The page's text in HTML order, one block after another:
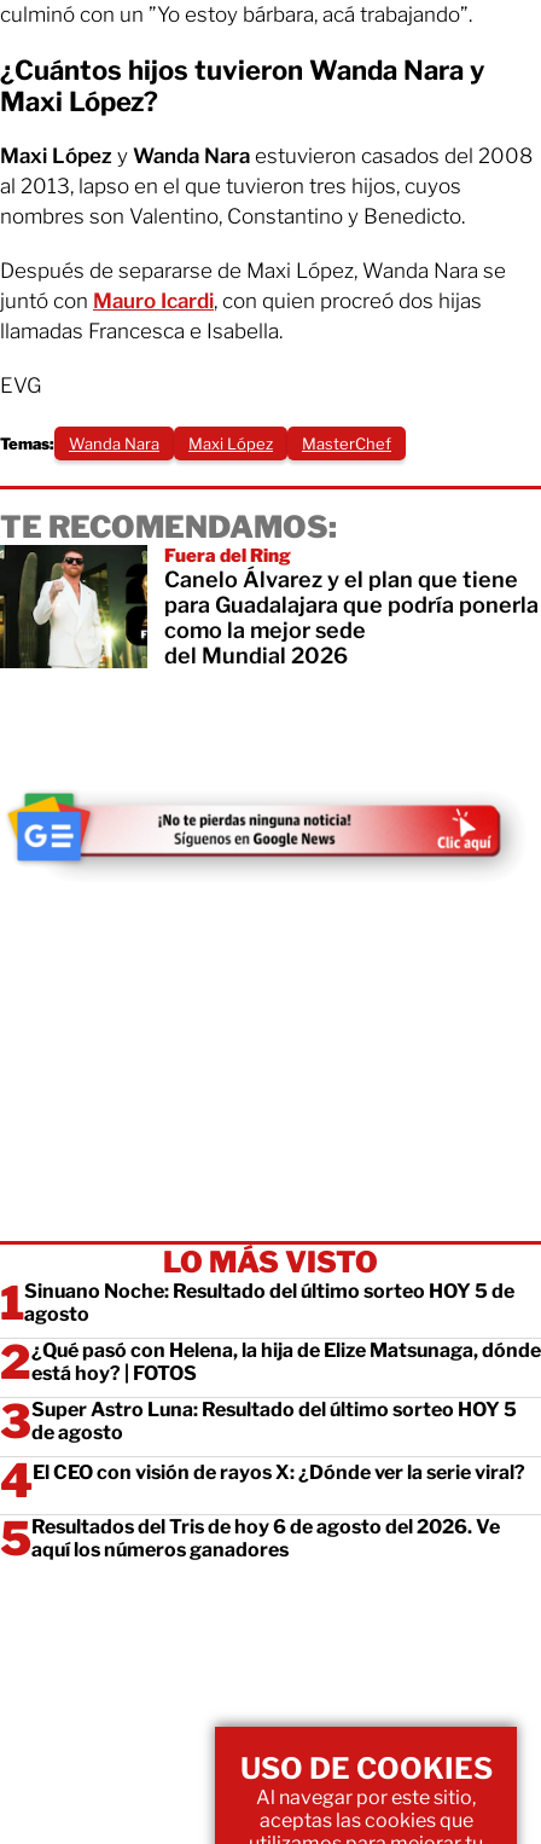
culminó con un ”Yo estoy bárbara, acá trabajando”.
¿Cuántos hijos tuvieron Wanda Nara y
Maxi López?
Maxi López y Wanda Nara estuvieron casados del 2008
al 2013, lapso en el que tuvieron tres hijos, cuyos
nombres son Valentino, Constantino y Benedicto.
Después de separarse de Maxi López, Wanda Nara se
juntó con Mauro Icardi, con quien procreó dos hijas
llamadas Francesca e Isabella.
EVG
Temas: Wanda Nara Maxi López MasterChef
TE RECOMENDAMOS:
Fuera del Ring
Canelo Álvarez y el plan que tiene
para Guadalajara que podría ponerla
como la mejor sede
del Mundial 2026
LO MÁS VISTO
Sinuano Noche: Resultado del último sorteo HOY 5 de
agosto
¿Qué pasó con Helena, la hija de Elize Matsunaga, dónde
está hoy? | FOTOS
Super Astro Luna: Resultado del último sorteo HOY 5
de agosto
El CEO con visión de rayos X: ¿Dónde ver la serie viral?
Resultados del Tris de hoy 6 de agosto del 2026. Ve
aquí los números ganadores
USO DE COOKIES
Al navegar por este sitio,
aceptas las cookies que